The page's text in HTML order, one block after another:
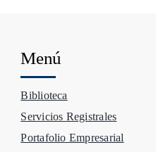
Menú
Biblioteca
Servicios Registrales
Portafolio Empresarial